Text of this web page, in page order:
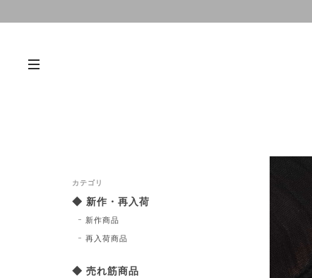
カテゴリ
◆ 新作・再入荷
新作商品
再入荷商品
◆ 売れ筋商品